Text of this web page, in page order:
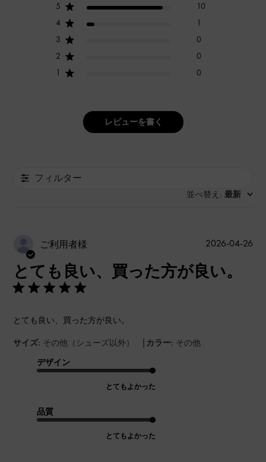
5
10
4
1
3
0
2
0
1
0
レビューを書く
フィルター
並べ替え : 最新
ご利用者様
とても良い、買った方が良い。
とても良い、買った方が良い。
サイズ: その他（シューズ以外） | カラー: その他
デザイン
とてもよかった
品質
とてもよかった
公
2026-04-26